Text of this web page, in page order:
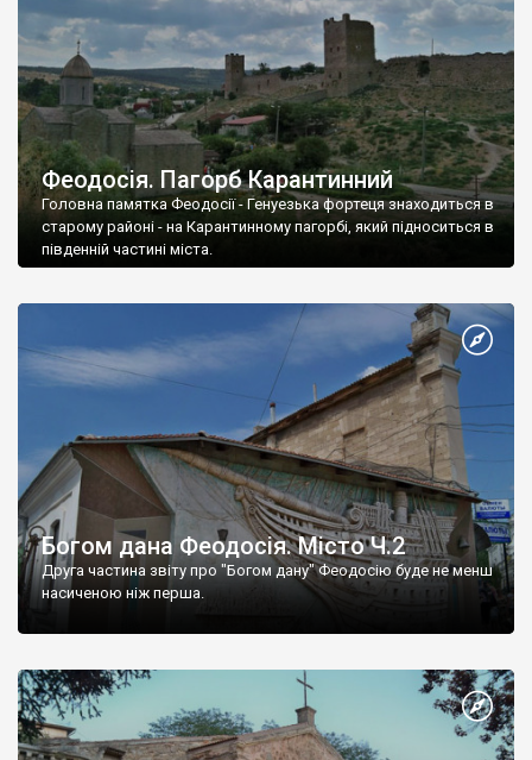
Феодосія. Пагорб Карантинний
Головна памятка Феодосії - Генуезька фортеця знаходиться в
старому районі - на Карантинному пагорбі, який підноситься в
південній частині міста.
Богом дана Феодосія. Місто Ч.2
Друга частина звіту про "Богом дану" Феодосію буде не менш
насиченою ніж перша.